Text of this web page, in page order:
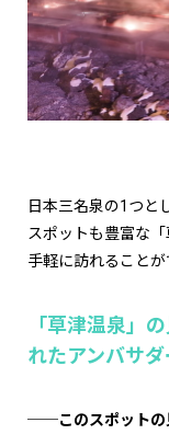
日本三名泉の1つと
スポットも豊富な
手軽に訪れることが
「草津温泉」
れたアンバサダ
──このスポットの